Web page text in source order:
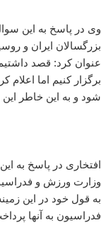
وی در پاسخ به این
بزرگسالان ایران و
عنوان کرد: قصد
برگزار کنیم اما
شود و به این خاطر
افتخاری در پاسخ به
وزارت ورزش و
به قول خود در این
فدراسیون به آنها